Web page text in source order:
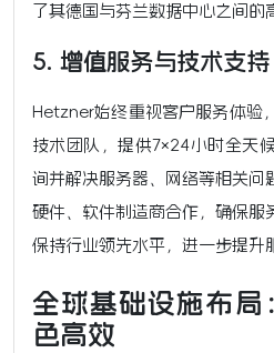
了其德国与芬兰数据中心之间的
5. 增值服务与技术支持
Hetzner始终重视客户服务体验
技术团队，提供7×24小时全天
询并解决服务器、网络等相关问
硬件、软件制造商合作，确保服
保持行业领先水平，进一步提升
全球基础设施布局
色高效